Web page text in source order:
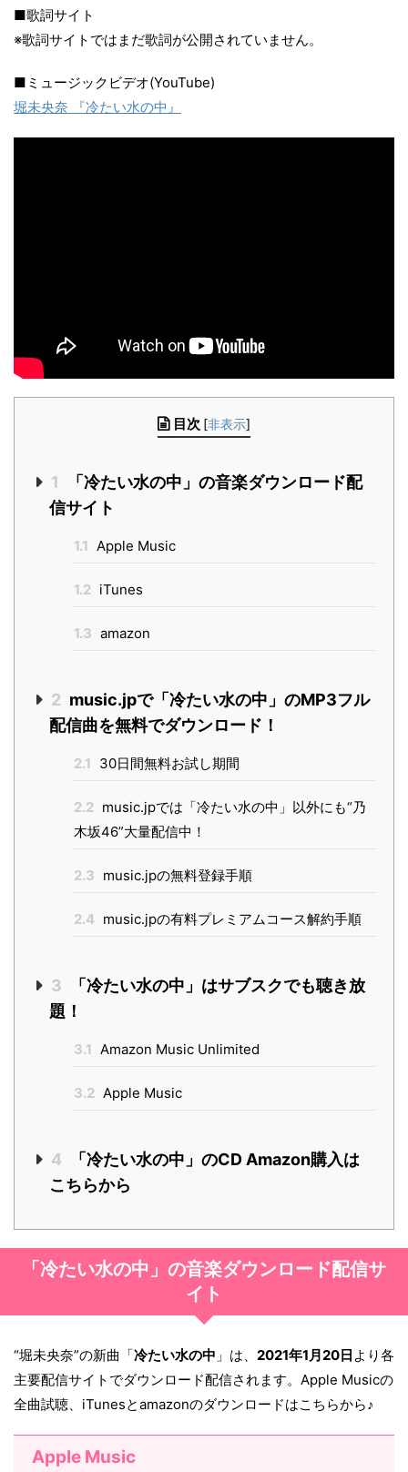
■歌詞サイト
※歌詞サイトではまだ歌詞が公開されていません。
■ミュージックビデオ(YouTube)
堀未央奈 『冷たい水の中』
目次 [非表示]
1
「冷たい水の中」の音楽ダウンロード配
信サイト
1.1 Apple Music
1.2 iTunes
1.3 amazon
2 music.jpで「冷たい水の中」のMP3フル
配信曲を無料でダウンロード！
2.1 30日間無料お試し期間
2.2 music.jpでは「冷たい水の中」以外にも“乃
木坂46”大量配信中！
2.3 music.jpの無料登録手順
2.4 music.jpの有料プレミアムコース解約手順
3
「冷たい水の中」はサブスクでも聴き放
題！
3.1 Amazon Music Unlimited
3.2 Apple Music
4
「冷たい水の中」のCD Amazon購入は
こちらから
「冷たい水の中」の音楽ダウンロード配信サ
イト
“堀未央奈”の新曲「冷たい水の中 」は、 2021年1月20日 より各
主要配信サイトでダウンロード配信されます。Apple Musicの
全曲試聴、iTunesとamazonのダウンロードはこちらから♪
Apple Music